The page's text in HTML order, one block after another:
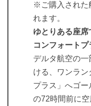
※ご購入された
れます。
ゆとりある座席
コンフォートプ
デルタ航空の
ける、ワンラン
プラス」へゴ
の72時間前に